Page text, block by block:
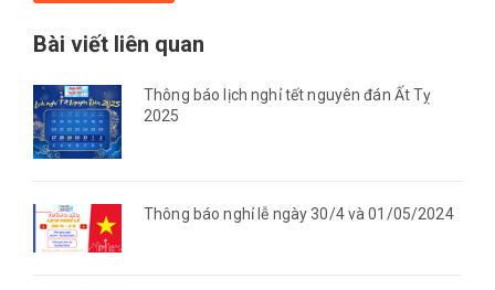
Bài viết liên quan
Thông báo lịch nghỉ tết nguyên đán Ất Tỵ
2025
Thông báo nghỉ lễ ngày 30/4 và 01/05/2024